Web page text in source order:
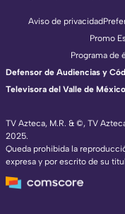
TV Azteca, M.R. & ©, TV
2025.
Queda prohibida la
expresa y por escrito de su
Aviso de privacidad
Promo
Programa de
Defensor de Audiencias y
Televisora del Valle de México